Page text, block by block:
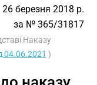
26 березня 2018 р.
за № 365/31817
Наказу
04.06.2021 )